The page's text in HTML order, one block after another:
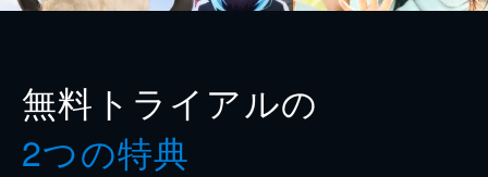
無料トライアルの
2つの特典